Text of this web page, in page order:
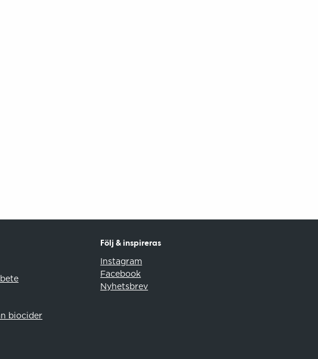
biocider
Följ & inspireras
Instagram
Facebook
Nyhetsbrev